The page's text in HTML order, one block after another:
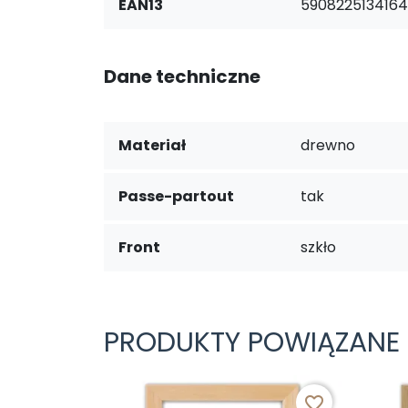
EAN13 5908225134164
Dane techniczne
Materiał drewno
Passe-partout tak
Front szkło
PRODUKTY POWIĄZANE
favorite_border